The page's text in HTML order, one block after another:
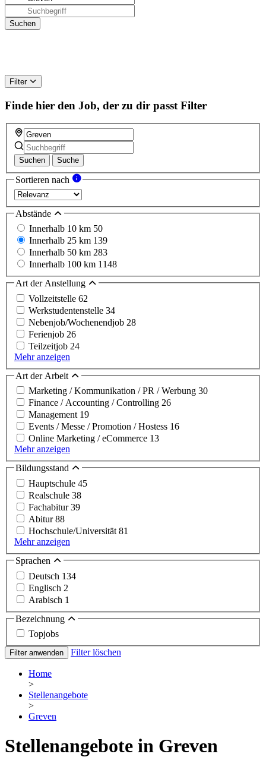
Filter
Finde hier den Job, der zu dir passt Filter
Suchen Suche
Sortieren nach
Abstände
Innerhalb 10 km 50
Innerhalb 25 km 139
Innerhalb 50 km 283
Innerhalb 100 km 1148
Art der Anstellung
Vollzeitstelle 62
Werkstudentenstelle 34
Nebenjob/Wochenendjob 28
Ferienjob 26
Teilzeitjob 24
Mehr anzeigen
Art der Arbeit
Marketing / Kommunikation / PR / Werbung 30
Finance / Accounting / Controlling 26
Management 19
Events / Messe / Promotion / Hostess 16
Online Marketing / eCommerce 13
Mehr anzeigen
Bildungsstand
Hauptschule 45
Realschule 38
Fachabitur39
Abitur88
Hochschule/Universität 81
Mehr anzeigen
Sprachen
Deutsch 134
Englisch 2
Arabisch 1
Bezeichnung
Topjobs
Filter anwenden Filter löschen
Home
>
Stellenangebote
>
Greven
Stellenangebote in Greven